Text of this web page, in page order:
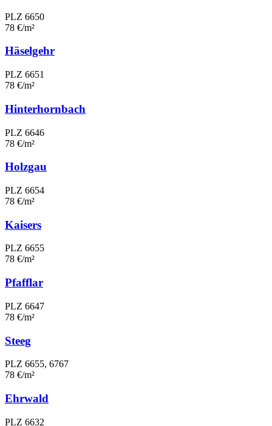
PLZ 6650
78 €/m²
Häselgehr
PLZ 6651
78 €/m²
Hinterhornbach
PLZ 6646
78 €/m²
Holzgau
PLZ 6654
78 €/m²
Kaisers
PLZ 6655
78 €/m²
Pfafflar
PLZ 6647
78 €/m²
Steeg
PLZ 6655, 6767
78 €/m²
Ehrwald
PLZ 6632